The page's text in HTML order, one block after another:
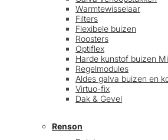
Warmtewisselaar
Filters
Flexibele buizen
Roosters
Optiflex
Harde kunstof buizen
Regelmodules
Aldes galva buizen en
Virtuo-fix
Dak & Gevel
Renson